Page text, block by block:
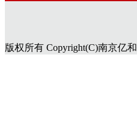
版权所有 Copyright(C)南京亿